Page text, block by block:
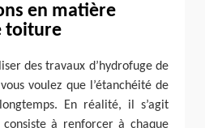
en matière
toiture
des travaux d’hydrofuge de
voulez que l’étanchéité de
En réalité, il s’agit
à renforcer à chaque